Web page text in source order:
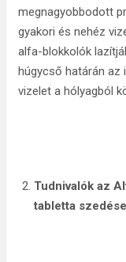
megnagyobbodott
gyakori és nehéz
alfa-blokkolók
húgycső határán az
vizelet a hólyagból
Tudnivalók az
tabletta